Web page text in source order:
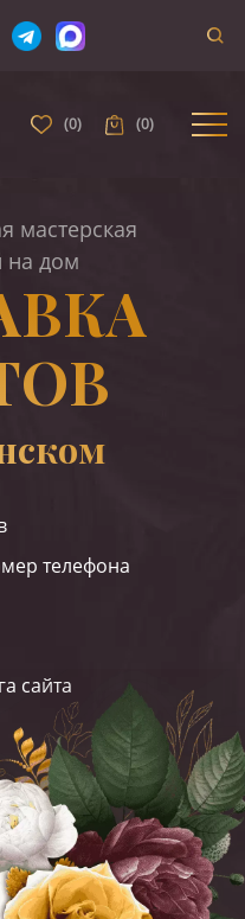
(0) (0)
мастерская
на дом
телефона
сайта